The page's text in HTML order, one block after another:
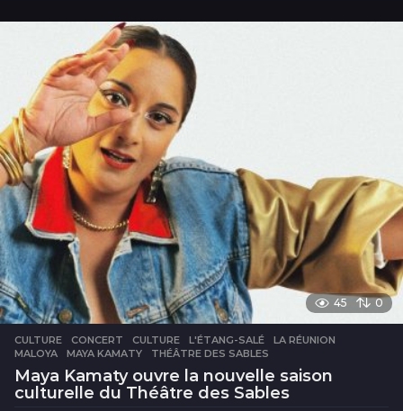
u
r
45 0
CULTURE CONCERT ,CULTURE ,L'ÉTANG-SALÉ ,LA RÉUNION
MALOYA
,MAYA KAMATY ,THÉÂTRE DES SABLES
Maya Kamaty ouvre la nouvelle saison
culturelle du Théâtre des Sables